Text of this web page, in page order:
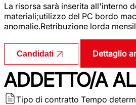
La risorsa sarà inserita all'interno
materiali;utilizzo del PC bordo
anomalie.Retribuzione lorda
Candidati Dettaglio
ADDETTO/A
Tipo di contratto Tempo